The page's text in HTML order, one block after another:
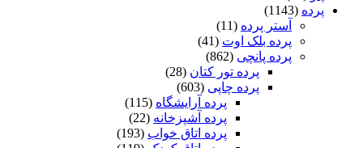
یک
پرده (1143)
آستر پرده (11)
پرده بلک اوت (41)
پرده پانچی (862)
پرده تور کتان (28)
پرده چاپی (603)
پرده آرایشگاه (115)
پرده آشپزخانه (22)
پرده اتاق خواب (193)